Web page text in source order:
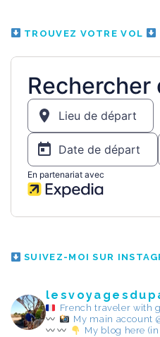
TROUVEZ VOTRE VOL
SUIVEZ-MOI SUR
French traveler with
My main account
My blog here